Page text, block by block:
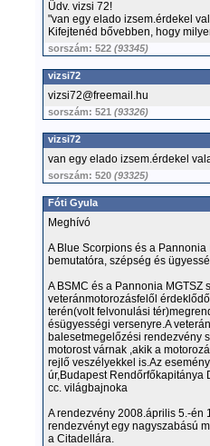
Üdv. vizsi 72!
"van egy elado izsem.érdekel
Kifejtenéd bővebben, hogy
sorszám: 522 (93345)
vizsi72
vizsi72@freemail.hu
sorszám: 521 (93326)
vizsi72
van egy elado izsem.érdekel
sorszám: 520 (93325)
Fóti Gyula
Meghívó
A Blue Scorpions és a
bemutatóra, szépség és
A BSMC és a Pannonia MGTSZ
veteránmotorozásfelől
terén(volt felvonulási
ésügyességi versenyre.A
balesetmegelőzési rendezvény
motorost várnak ,akik a
rejlő veszélyekkel is.Az
úr,Budapest Rendőrfőkapitánya
cc. világbajnoka
A rendezvény 2008.április 5.-én
rendezvényt egy nagyszabású
a Citadellára.